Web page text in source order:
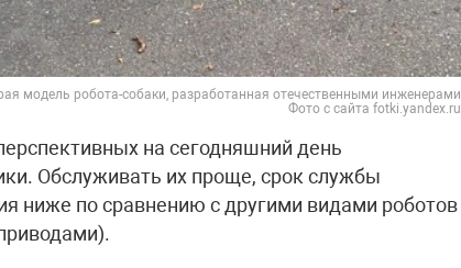
модель робота-собаки, разработанная отечественными инженерами
Фото с сайта fotki.yandex.ru
на сегодняшний день
Обслуживать их проще, срок службы
ниже по сравнению с другими видами роботов